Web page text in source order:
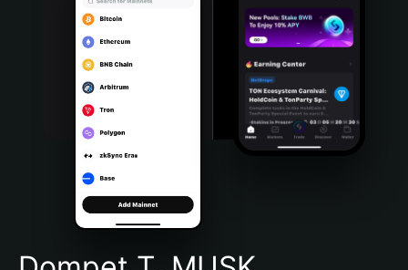
Português (Portugal)
Bahasa Indonesia
Português (Brasil)
Español (Argentina)